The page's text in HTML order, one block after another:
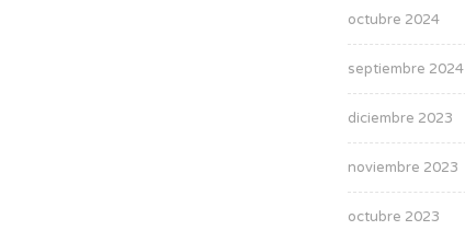
octubre 2024
septiembre 2024
diciembre 2023
noviembre 2023
octubre 2023